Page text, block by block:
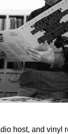
host, and vinyl